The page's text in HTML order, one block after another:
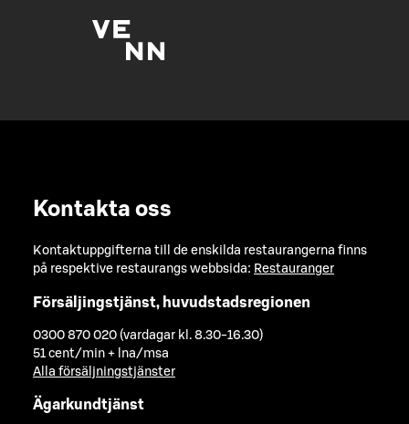
Kontakta oss
Kontaktuppgifterna till de enskilda restaurangerna finns
på respektive restaurangs webbsida: Restauranger
Försäljingstjänst, huvudstadsregionen
0300 870 020 (vardagar kl. 8.30-16.30)
51 cent/min + lna/msa
Alla försäljningstjänster
Ägarkundtjänst